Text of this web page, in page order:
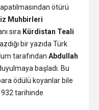
ötürü
Muhbirleri
sıra Kürdistan Teali
bir yazıda Türk
tarafından Abdullah
başladı. Bu
ödülü koyanlar bile
tarihinde